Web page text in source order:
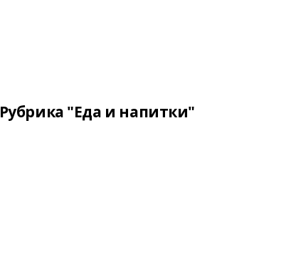
Рубрика "Еда и напитки"